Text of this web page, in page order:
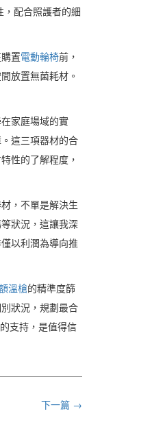
，配合照護者的細
置電動輪椅前，
放置無菌耗材。
家庭場域的實
這三項器材的合
性的了解程度，
，不單是解決生
狀況，這讓我深
以利潤為導向推
溫槍的精準度篩
狀況，規劃最合
支持，是值得信
下一篇 →